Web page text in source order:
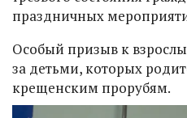
праздничных
Особый призыв к
за детьми, которых
крещенским прорубям.